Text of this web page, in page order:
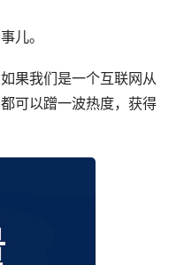
儿。
果我们是一个互联网从
可以蹭一波热度，获得